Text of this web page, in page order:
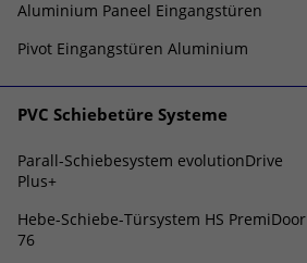
Aluminium Paneel Eingangstüren
Pivot Eingangstüren Aluminium
PVC Schiebetüre Systeme
Parall-Schiebesystem evolutionDrive
Plus+
Hebe-Schiebe-Türsystem HS PremiDoor
76